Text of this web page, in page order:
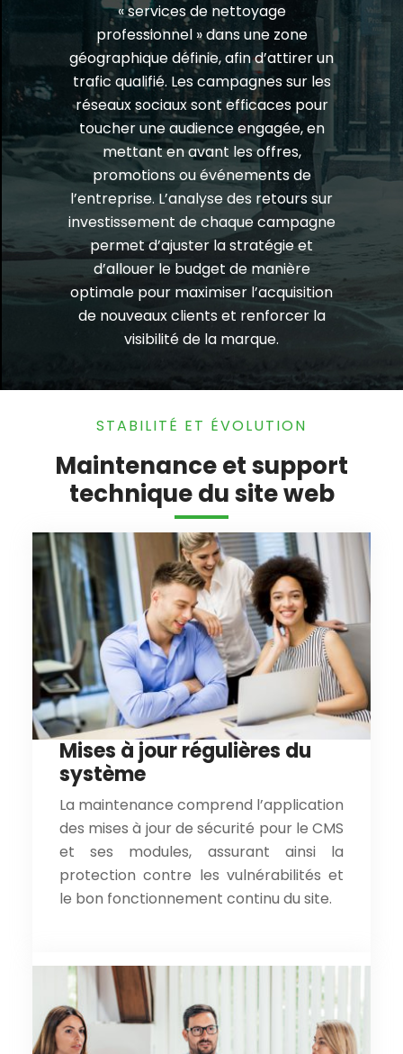
« services de nettoyage
professionnel » dans une zone
géographique définie, afin d’attirer un
trafic qualifié. Les campagnes sur les
réseaux sociaux sont efficaces pour
toucher une audience engagée, en
mettant en avant les offres,
promotions ou événements de
l’entreprise. L’analyse des retours sur
investissement de chaque campagne
permet d’ajuster la stratégie et
d’allouer le budget de manière
optimale pour maximiser l’acquisition
de nouveaux clients et renforcer la
visibilité de la marque.
STABILITÉ ET ÉVOLUTION
Maintenance et support
technique du site web
Mises à jour régulières du
système
La maintenance comprend l’application
des mises à jour de sécurité pour le CMS
et ses modules, assurant ainsi la
protection contre les vulnérabilités et
le bon fonctionnement continu du site.